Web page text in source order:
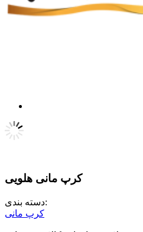
کرپ مانی هلویی
دسته بندی:
کرپ مانی